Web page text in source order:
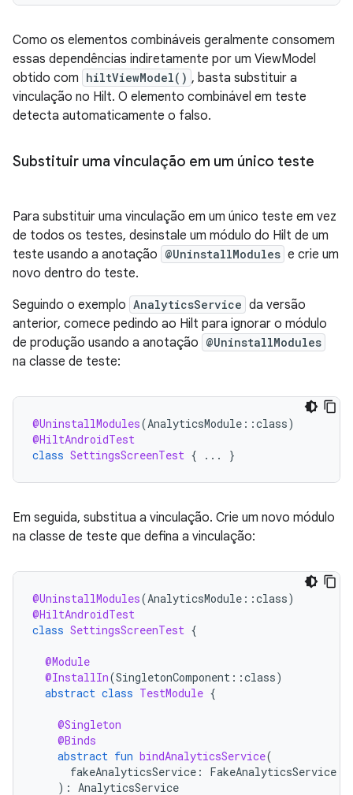
Como os elementos combináveis geralmente consomem
essas dependências indiretamente por um ViewModel
obtido com hiltViewModel() , basta substituir a
vinculação no Hilt. O elemento combinável em teste
detecta automaticamente o falso.
Substituir uma vinculação em um único teste
Para substituir uma vinculação em um único teste em vez
de todos os testes, desinstale um módulo do Hilt de um
teste usando a anotação @UninstallModules e crie um
novo dentro do teste.
Seguindo o exemplo AnalyticsService da versão
anterior, comece pedindo ao Hilt para ignorar o módulo
de produção usando a anotação @UninstallModules
na classe de teste:
@UninstallModules(AnalyticsModule ::class)
@HiltAndroidTest
class SettingsScreenTest { ... }
Em seguida, substitua a vinculação. Crie um novo módulo
na classe de teste que defina a vinculação:
@UninstallModules(AnalyticsModule ::class)
@HiltAndroidTest
class SettingsScreenTest {
@Module
@InstallIn(SingletonComponent ::class)
abstract class TestModule {
@Singleton
@Binds
abstract fun bindAnalyticsService(
fakeAnalyticsService :
FakeAnalyticsService
): AnalyticsService